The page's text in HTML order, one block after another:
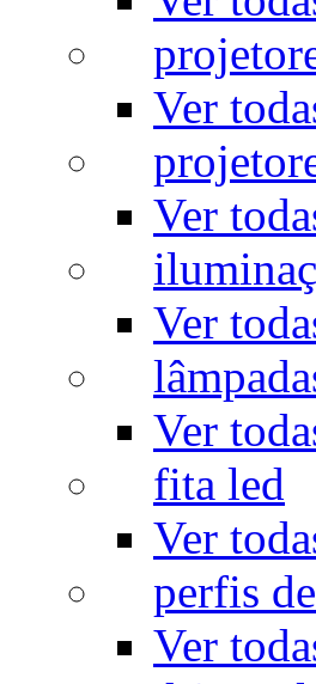
Ver
Ver
Ver
Ver
fita led
Ver
perfis
Ver